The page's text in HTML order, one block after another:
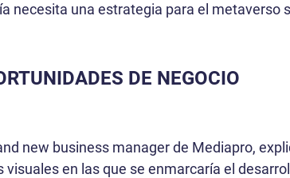
necesita una estrategia para el metaverso
DE NEGOCIO
new business manager de Mediapro,
en las que se enmarcaría el